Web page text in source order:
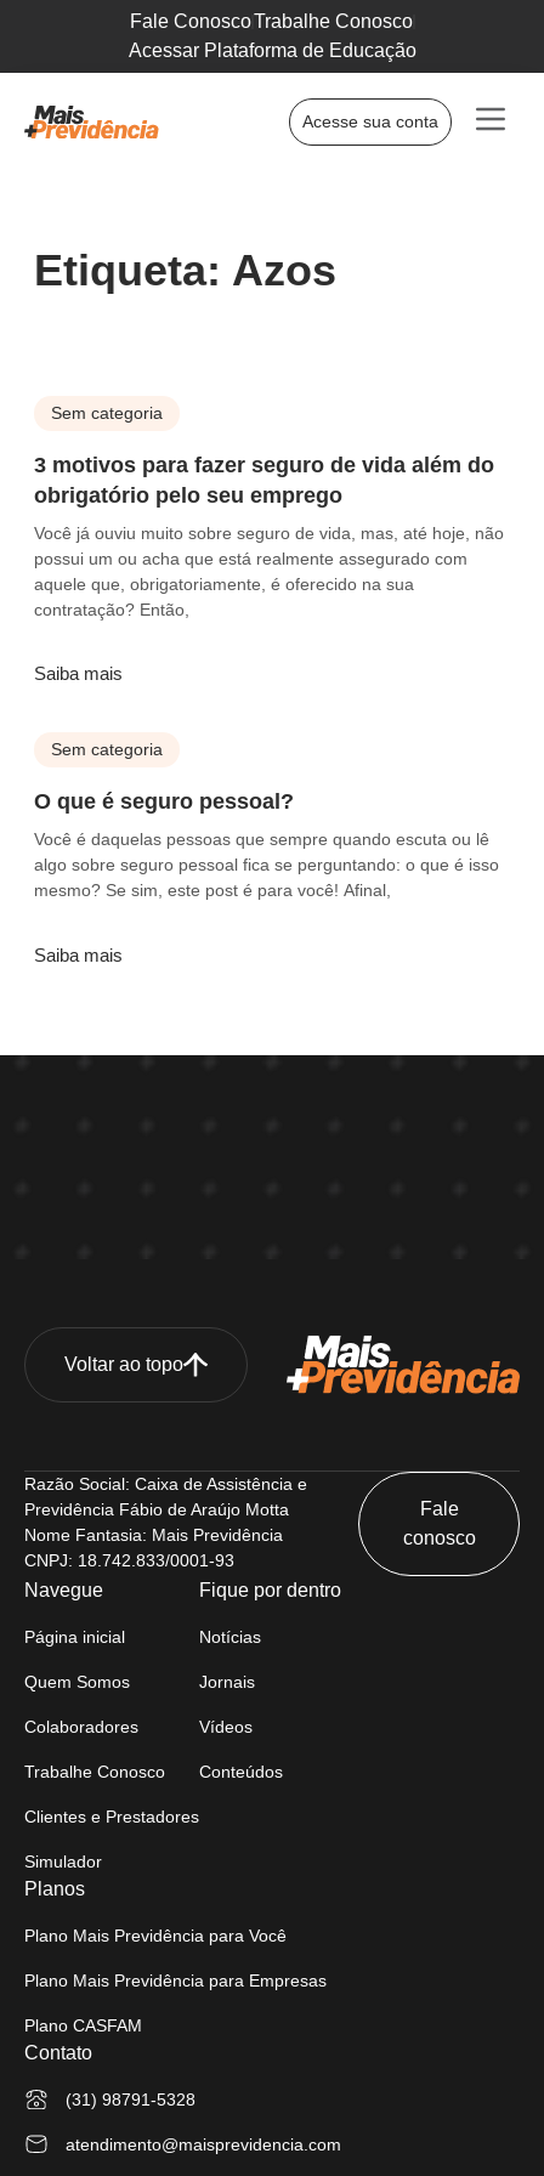
Fale ConoscoTrabalhe Conosco
Acessar Plataforma de Educação
Acesse sua conta
Etiqueta: Azos
Sem categoria
3 motivos para fazer seguro de vida além do
obrigatório pelo seu emprego
Você já ouviu muito sobre seguro de vida, mas, até hoje, não
possui um ou acha que está realmente assegurado com
aquele que, obrigatoriamente, é oferecido na sua
contratação? Então,
Saiba mais
Sem categoria
O que é seguro pessoal?
Você é daquelas pessoas que sempre quando escuta ou lê
algo sobre seguro pessoal fica se perguntando: o que é isso
mesmo? Se sim, este post é para você! Afinal,
Saiba mais
Voltar ao topo
Razão Social: Caixa de Assistência e
Previdência Fábio de Araújo Motta
Nome Fantasia: Mais Previdência
CNPJ: 18.742.833/0001-93
Fale
conosco
Navegue
Página inicial
Quem Somos
Colaboradores
Trabalhe Conosco
Clientes e Prestadores
Simulador
Fique por dentro
Notícias
Jornais
Vídeos
Conteúdos
Planos
Plano Mais Previdência para Você
Plano Mais Previdência para Empresas
Plano CASFAM
Contato
(31) 98791-5328
atendimento@maisprevidencia.com